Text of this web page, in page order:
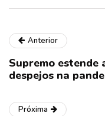
Anterior
Supremo estende
despejos na
Próxima